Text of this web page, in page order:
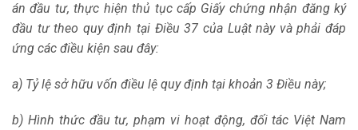
án đầu tư, thực hiện thủ tục cấp Giấy chứng nhận đăng ký
đầu tư theo quy định tại Điều 37 của Luật này và phải đáp
ứng các điều kiện sau đây:
a) Tỷ lệ sở hữu vốn điều lệ quy định tại khoản 3 Điều này;
b) Hình thức đầu tư, phạm vi hoạt động, đối tác Việt Nam